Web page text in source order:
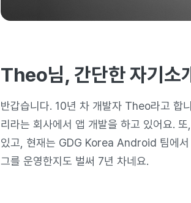
Theo님, 간단한 자기소
반갑습니다. 10년 차 개발자 Theo라고 합
리라는 회사에서 앱 개발을 하고 있어요.
있고, 현재는 GDG Korea Android 팀에서
그를 운영한지도 벌써 7년 차네요.